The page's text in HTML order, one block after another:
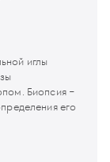
иглы
Биопсия −
его